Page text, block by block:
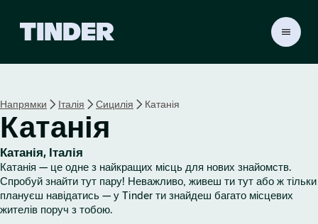
н
о
р
і
Напрямки Італія Сицилія Катанія
Катанія
Катанія, Італія
Катанія — це одне з найкращих місць для нових знайомств.
Спробуй знайти тут пару! Неважливо, живеш ти тут або ж тільки
плануєш навідатись — у Tinder ти знайдеш багато місцевих
жителів поруч з тобою.